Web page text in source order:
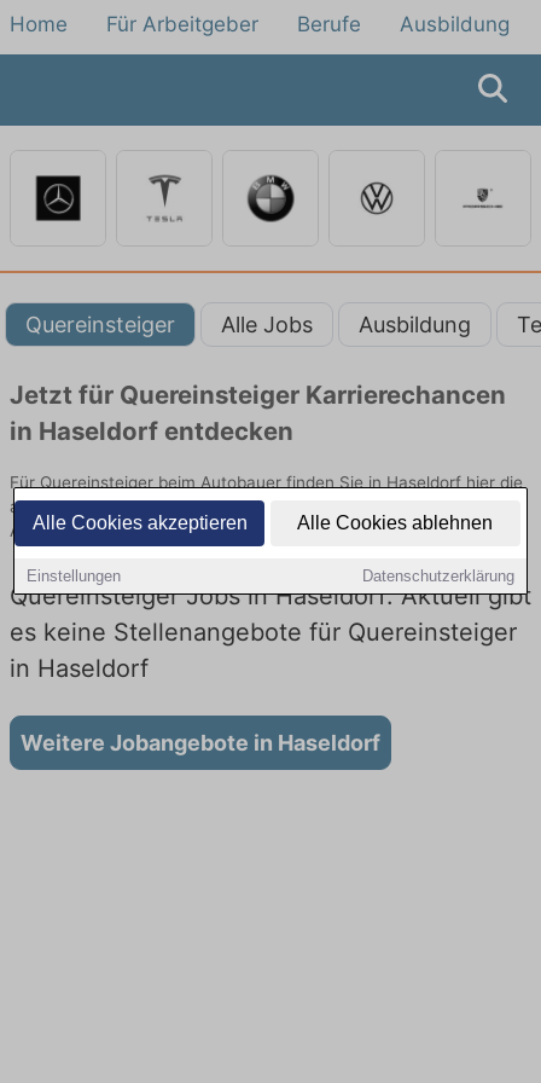
Alle Cookies akzeptieren Alle Cookies ablehnen
Einstellungen Datenschutzerklärung
Home Für Arbeitgeber Berufe Ausbildung
Quereinsteiger Alle Jobs Ausbildung
Jetzt für Quereinsteiger Karrierechancen
in Haseldorf entdecken
Für Quereinsteiger beim Autobauer finden Sie in Haseldorf hier die
aktuellsten Angebote. Entdecken Sie freie Optionen von Top-
Arbeitgebern und bewerben Sie sich noch heute.
Quereinsteiger Jobs in Haseldorf: Aktuell gibt
es keine Stellenangebote für Quereinsteiger
in Haseldorf
Weitere Jobangebote in Haseldorf